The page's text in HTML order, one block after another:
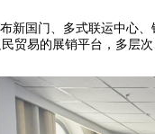
新国门、多式联运中心
贸易的展销平台，多层